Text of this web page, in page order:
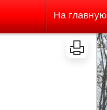
На главную